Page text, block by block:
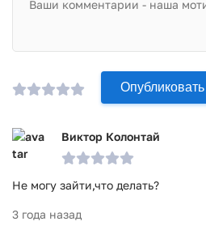
Опубликовать
Виктор Колонтай
Не могу зайти,что делать?
3 года назад